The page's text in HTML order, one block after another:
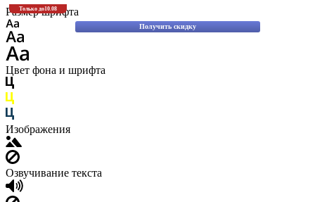
Только до10.08
Получить скидку
Размер шрифта
Цвет фона и шрифта
Изображения
Озвучивание текста